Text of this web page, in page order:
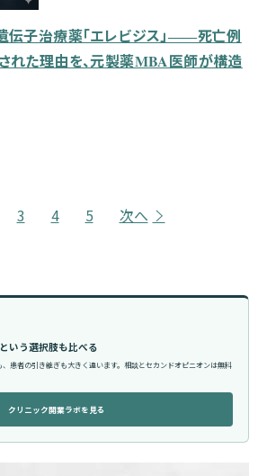
伝子治療薬「エレビジス」――死亡例
れた理由を、元製薬MBA医師が構造
3 4 5 次へ
いう選択肢も比べる
患者の引き継ぎも大きく違います。相談とセカンドオピニオンは無料
クリニック開業ラボを見る